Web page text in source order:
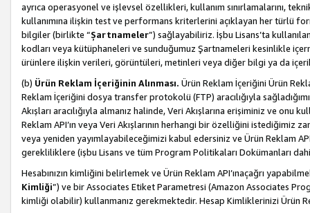
ayrıca operasyonel ve işlevsel özellikleri, kullanım sınırlamalarını,
kullanımına ilişkin test ve performans kriterlerini açıklayan her türlü
bilgiler (birlikte “Şartnameler”) sağlayabiliriz. İşbu Lisans’ta
kodları veya kütüphaneleri ve sunduğumuz Şartnameleri kesinlikle
ürünlere ilişkin verileri, görüntüleri, metinleri veya diğer bilgi ya da
(b) Ürün Reklam İçeriğinin Alınması. Ürün Reklam İçeriğini Ürün
Reklam İçeriğini dosya transfer protokolü (FTP) aracılığıyla
Akışları aracılığıyla almanız halinde, Veri Akışlarına erişiminiz ve onu
Reklam API’ın veya Veri Akışlarının herhangi bir özelliğini
veya yeniden yayımlayabileceğimizi kabul edersiniz ve Ürün Reklam
gerekliliklere (işbu Lisans ve tüm Program Politikaları Dokümanları
Hesabınızın kimliğini belirlemek ve Ürün Reklam API’ınaçağrı
Kimliği”) ve bir Associates Etiket Parametresi (Amazon Associates
kimliği olabilir) kullanmanız gerekmektedir. Hesap Kimliklerinizi Ürün